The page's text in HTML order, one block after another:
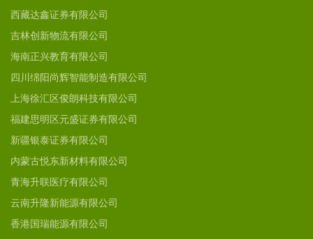
西藏达鑫证券有限公司
吉林创新物流有限公司
海南正兴教育有限公司
四川绵阳尚辉智能制造有限公司
上海徐汇区俊朗科技有限公司
福建思明区元盛证券有限公司
新疆银泰证券有限公司
内蒙古悦东新材料有限公司
青海升联医疗有限公司
云南升隆新能源有限公司
香港国瑞能源有限公司